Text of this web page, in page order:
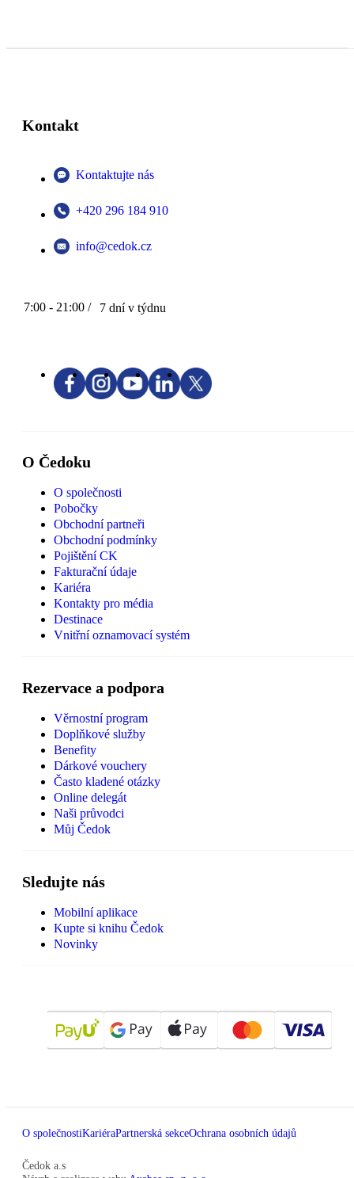
Kontakt
Kontaktujte nás
+420 296 184 910
info@cedok.cz
7:00 - 21:00 / 7 dní v týdnu
O Čedoku
O společnosti
Pobočky
Obchodní partneři
Obchodní podmínky
Pojištění CK
Fakturační údaje
Kariéra
Kontakty pro média
Destinace
Vnitřní oznamovací systém
Rezervace a podpora
Věrnostní program
Doplňkové služby
Benefity
Dárkové vouchery
Často kladené otázky
Online delegát
Naši průvodci
Můj Čedok
Sledujte nás
Mobilní aplikace
Kupte si knihu Čedok
Novinky
O společnostiKariéraPartnerská sekceOchrana osobních údajů
Čedok a.s